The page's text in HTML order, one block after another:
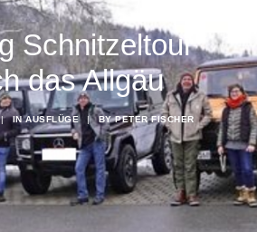
Schnitzeltour
das Allgäu
| INAUSFLÜGE | BYPETER FISCHER